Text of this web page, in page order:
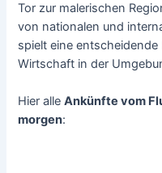
Tor zur malerischen
von nationalen und
spielt eine entscheidende
Wirtschaft in der
Hier alleAnkünfte vom
morgen: